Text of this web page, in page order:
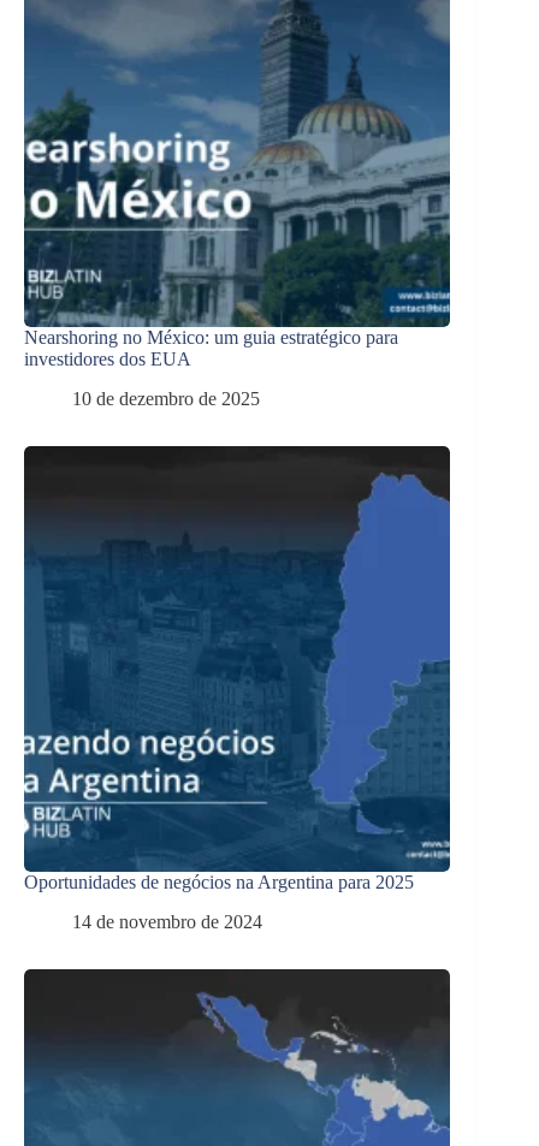
Nearshoring no México: um guia estratégico para
investidores dos EUA
10 de dezembro de 2025
Oportunidades de negócios na Argentina para 2025
14 de novembro de 2024